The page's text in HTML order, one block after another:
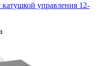
управления 12-